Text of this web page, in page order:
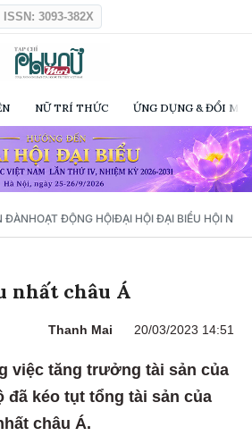
ISSN: 3093-382X
NỮ TRÍ THỨC ỨNG DỤNG & ĐỔI
ĐÀNHOẠT ĐỘNG HỘIĐẠI HỘI ĐẠI BIỂU HỘI NỮ
nhất châu Á
Thanh Mai 20/03/2023 14:51
việc tăng trưởng tài sản của
đã kéo tụt tổng tài sản của
châu Á.